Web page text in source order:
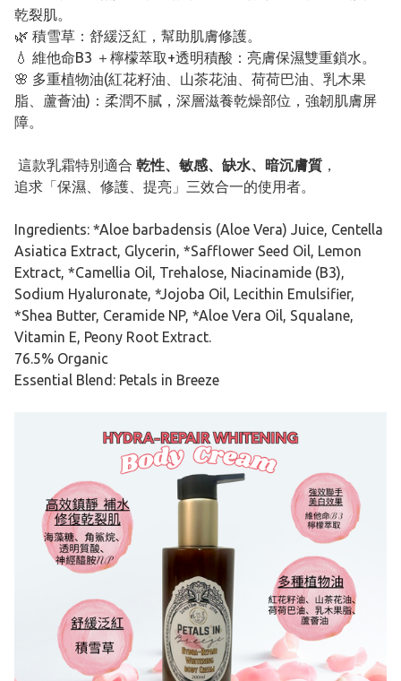
乾裂肌。
🌿 積雪草：舒緩泛紅，幫助肌膚修護。
💧 維他命B3 ＋檸檬萃取+透明積酸：亮膚保濕雙重鎖水。
🌸 多重植物油(紅花籽油、山茶花油、荷荷巴油、乳木果
脂、蘆薈油)：柔潤不膩，深層滋養乾燥部位，強韌肌膚屏
障。
這款乳霜特別適合 乾性、敏感、缺水、暗沉膚質 ，
追求「保濕、修護、提亮」三效合一的使用者。
Ingredients: *Aloe barbadensis (Aloe Vera) Juice, Centella
Asiatica Extract, Glycerin, *Safflower Seed Oil, Lemon
Extract, *Camellia Oil, Trehalose, Niacinamide (B3),
Sodium Hyaluronate, *Jojoba Oil, Lecithin Emulsifier,
*Shea Butter, Ceramide NP, *Aloe Vera Oil, Squalane,
Vitamin E, Peony Root Extract.
76.5% Organic
Essential Blend: Petals in Breeze